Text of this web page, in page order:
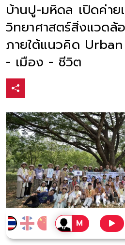
บ้านปู-มหิดล เปิดค่าย
วิทยาศาสตร์สิ่งแวดล้
ภายใต้แนวคิด
- เมือง - ชีวิต